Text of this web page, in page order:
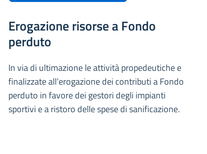
Erogazione risorse a Fondo
perduto
In via di ultimazione le attività propedeutiche e
finalizzate all’erogazione dei contributi a Fondo
perduto in favore dei gestori degli impianti
sportivi e a ristoro delle spese di sanificazione.